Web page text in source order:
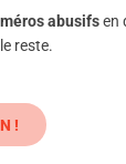
abusifsen
reste.
!